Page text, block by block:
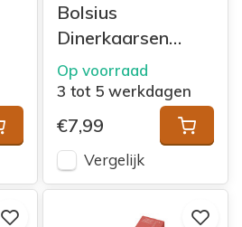
Bolsius
Dinerkaarsen
170/20 doos 8
Cloudy White
Op voorraad
3 tot 5 werkdagen
€7,99
Vergelijk